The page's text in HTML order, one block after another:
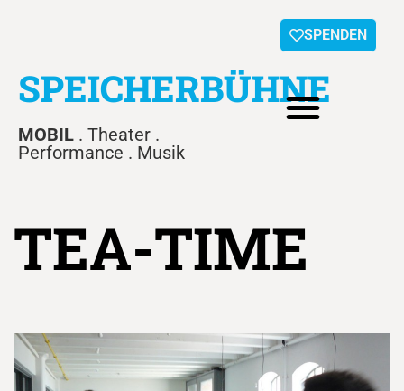
SPENDEN
SPEICHERBÜHNE
MOBIL . Theater .
Performance . Musik
TEA-TIME